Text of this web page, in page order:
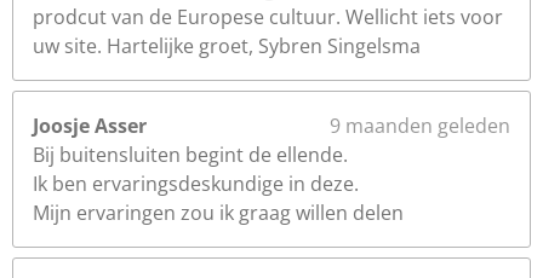
prodcut van de Europese cultuur. Wellicht iets voor
uw site. Hartelijke groet, Sybren Singelsma
Joosje Asser
9 maanden geleden
Bij buitensluiten begint de ellende.
Ik ben ervaringsdeskundige in deze.
Mijn ervaringen zou ik graag willen delen